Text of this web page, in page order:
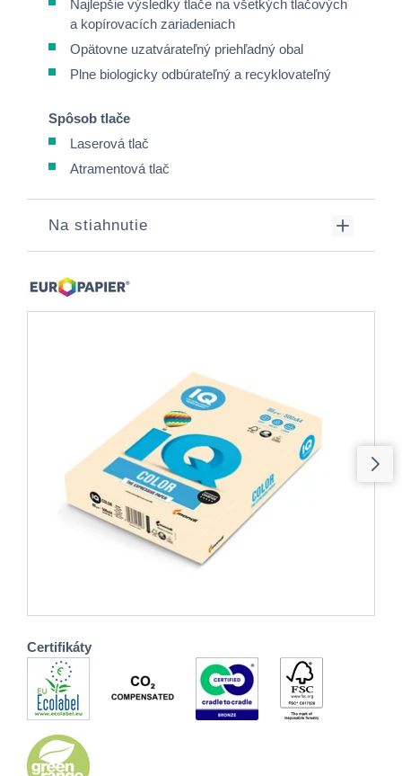
Najlepšie výsledky tlače na všetkých tlačových
a kopírovacích zariadeniach
Opätovne uzatvárateľný priehľadný obal
Plne biologicky odbúrateľný a recyklovateľný
Spôsob tlače
Laserová tlač
Atramentová tlač
Na stiahnutie
Certifikáty